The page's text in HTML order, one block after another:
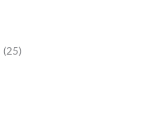
(25)